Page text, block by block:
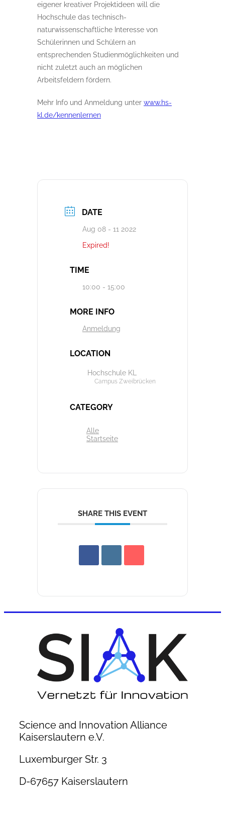
eigener kreativer Projektideen will die
Hochschule das technisch-
naturwissenschaftliche Interesse von
Schülerinnen und Schülern an
entsprechenden Studienmöglichkeiten und
nicht zuletzt auch an möglichen
Arbeitsfeldern fördern.
Mehr Info und Anmeldung unter www.hs-
kl.de/kennenlernen
DATE
Aug 08 - 11 2022
Expired!
TIME
10:00 - 15:00
MORE INFO
Anmeldung
LOCATION
Hochschule KL
Campus Zweibrücken
CATEGORY
Alle
Startseite
SHARE THIS EVENT
Science and Innovation Alliance
Kaiserslautern e.V.
Luxemburger Str. 3
D-67657 Kaiserslautern